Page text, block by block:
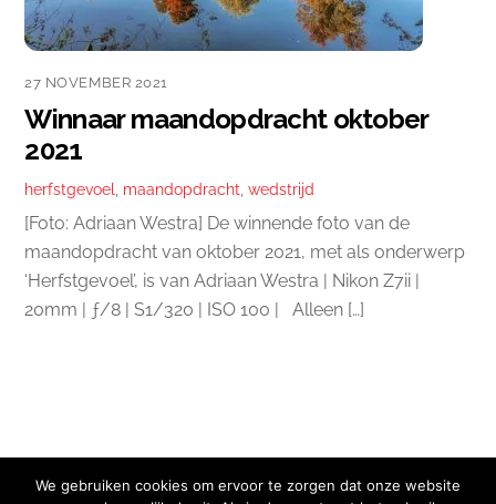
27 NOVEMBER 2021
Winnaar maandopdracht oktober
2021
herfstgevoel maandopdracht ,wedstrijd
[Foto: Adriaan Westra] De winnende foto van de
maandopdracht van oktober 2021, met als onderwerp
‘Herfstgevoel’, is van Adriaan Westra | Nikon Z7ii |
20mm | ƒ/8 | S1/320 | ISO 100 | Alleen […]
We gebruiken cookies om ervoor te zorgen dat onze website